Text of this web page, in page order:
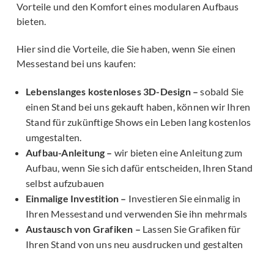
Vorteile und den Komfort eines modularen Aufbaus
bieten.
Hier sind die Vorteile, die Sie haben, wenn Sie einen
Messestand bei uns kaufen:
Lebenslanges kostenloses 3D-Design – sobald Sie
einen Stand bei uns gekauft haben, können wir Ihren
Stand für zukünftige Shows ein Leben lang kostenlos
umgestalten.
Aufbau-Anleitung – wir bieten eine Anleitung zum
Aufbau, wenn Sie sich dafür entscheiden, Ihren Stand
selbst aufzubauen
Einmalige Investition – Investieren Sie einmalig in
Ihren Messestand und verwenden Sie ihn mehrmals
Austausch von Grafiken – Lassen Sie Grafiken für
Ihren Stand von uns neu ausdrucken und gestalten